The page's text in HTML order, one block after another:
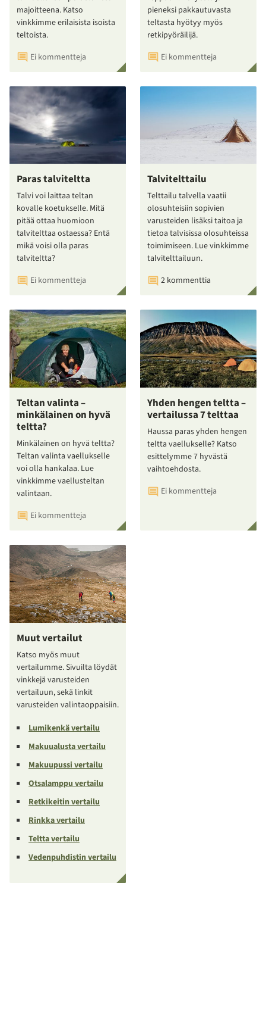
majoitteena. Katso
vinkkimme erilaisista isoista
teltoista.
Ei kommentteja
pieneksi pakkautuvasta
teltasta hyötyy myös
retkipyöräilijä.
Ei kommentteja
Paras talviteltta
Talvi voi laittaa teltan
kovalle koetukselle. Mitä
pitää ottaa huomioon
talvitelttaa ostaessa? Entä
mikä voisi olla paras
talviteltta?
Ei kommentteja
Talvitelttailu
Telttailu talvella vaatii
olosuhteisiin sopivien
varusteiden lisäksi taitoa ja
tietoa talvisissa olosuhteissa
toimimiseen. Lue vinkkimme
talvitelttailuun.
2 kommenttia
Teltan valinta –
minkälainen on hyvä
teltta?
Minkälainen on hyvä teltta?
Teltan valinta vaellukselle
voi olla hankalaa. Lue
vinkkimme vaellusteltan
valintaan.
Ei kommentteja
Yhden hengen teltta –
vertailussa 7 telttaa
Haussa paras yhden hengen
teltta vaellukselle? Katso
esittelymme 7 hyvästä
vaihtoehdosta.
Ei kommentteja
Muut vertailut
Katso myös muut
vertailumme. Sivuilta löydät
vinkkejä varusteiden
vertailuun, sekä linkit
varusteiden valintaoppaisiin.
Lumikenkä vertailu
Makuualusta vertailu
Makuupussi vertailu
Otsalamppu vertailu
Retkikeitin vertailu
Rinkka vertailu
Teltta vertailu
Vedenpuhdistin vertailu